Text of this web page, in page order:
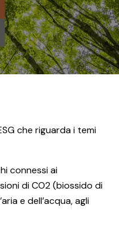
che riguarda i temi
connessi ai
di CO2 (biossido di
e dell’acqua, agli